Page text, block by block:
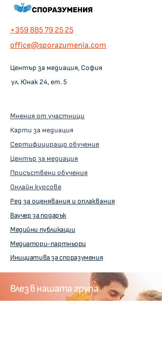
+359 885 79 25 25
оffice@sporazumenia.com
Център за медиация, София
ул. Юнак 24, ет. 5
Мнения от участници
Карти за медиация
Сертифициращо обучение
Център за медиация
Присъствени обучения
Онлайн курсове
Ред за оценявания и оплаквания
Ваучер за подарък
Медийни публикации
Медиатори-партньори
Инициатива за споразумения
Влез в нашата група